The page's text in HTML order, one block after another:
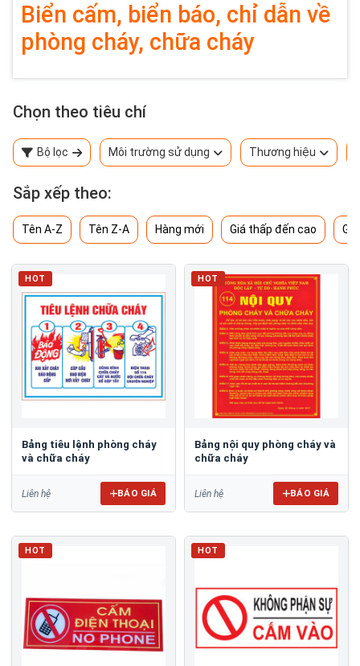
Biển cấm, biển báo, chỉ dẫn về
phòng cháy, chữa cháy
Chọn theo tiêu chí
Bộ lọc Môi trường sử dụng Thương hiệu
Sắp xếp theo:
Tên A-Z Tên Z-A Hàng mới Giá thấp đến cao
HOT
Bảng tiêu lệnh phòng cháy
và chữa cháy
Liên hệ BÁO GIÁ
HOT
Bảng nội quy phòng cháy và
chữa cháy
Liên hệ BÁO GIÁ
HOT HOT